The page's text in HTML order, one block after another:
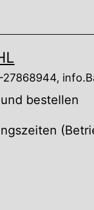
27868944,
bestellen